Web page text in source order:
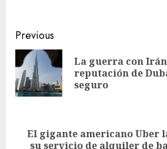
Previous
La guerra con
reputación de
seguro
El gigante americano Uber
su servicio de alquiler de